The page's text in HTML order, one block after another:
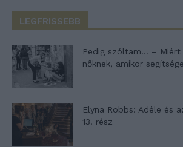
LEGFRISSEBB
Pedig szóltam… – Miért
nőknek, amikor
Elyna Robbs: Adéle és
13. rész